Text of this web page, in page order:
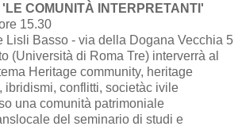
'LE COMUNITÀ INTERPRETANTI'
15.30
Lisli Basso - via della Dogana Vecchia 5
(Università di Roma Tre) interverrà al
Heritage community, heritage
ibridismi, conflitti, societàc ivile
una comunità patrimoniale
del seminario di studi e